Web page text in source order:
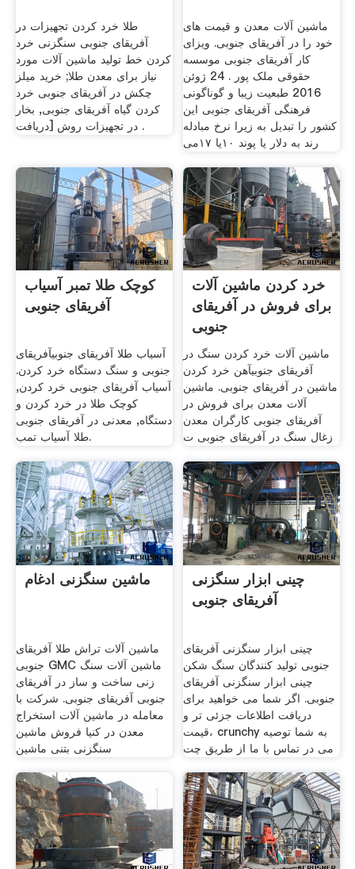
طلا خرد کردن تجهیزات در
آفریقای جنوبی سنگزنی خرد
کردن خط تولید ماشین آلات مورد
نیاز برای معدن طلا; خرید میلز
چکش در آفریقای جنوبی خرد
کردن گیاه آفریقای جنوبی, بخار
در تجهیزات روش [دریافت .
ماشین آلات معدن و قیمت های
خود را در آفریقای جنوبی. ویزای
کار آفریقای جنوبی موسسه
حقوقی ملک پور . 24 ژوئن
2016 طبعیت زیبا و گوناگونی
فرهنگی آفریقای جنوبی این
کشور را تبدیل به زیرا نرخ مبادله
رند به دلار یا پوند ۱۰یا ۱۷می
کوچک طلا تمبر آسیاب
آفریقای جنوبی
آسیاب طلا آفریقای جنوبیآفریقای
جنوبی و سنگ دستگاه خرد کردن.
آسیاب آفریقای جنوبی خرد کردن,
کوچک طلا در خرد کردن و
دستگاه, معدنی در آفریقای جنوبی
.طلا آسیاب تمب
خرد کردن ماشین آلات
برای فروش در آفریقای
جنوبی
ماشین آلات خرد کردن سنگ در
آفریقای جنوبیآهن خرد کردن
ماشین در آفریقای جنوبی. ماشین
آلات معدن برای فروش در
آفریقای جنوبی کارگران معدن
زغال سنگ در آفریقای جنوبی ت
ماشین سنگزنی ادغام
ماشین آلات تراش طلا آفریقای
جنوبی GMC ماشین آلات سنگ
زنی ساخت و ساز در آفریقای
جنوبی آفریقای جنوبی. شرکت با
معامله در ماشین آلات استخراج
معدن در کنیا فروش ماشین
سنگزنی بتنی ماشین
چینی ابزار سنگزنی
آفریقای جنوبی
چینی ابزار سنگزنی آفریقای
جنوبی تولید کنندگان سنگ شکن
چینی ابزار سنگزنی آفریقای
جنوبی. اگر شما می خواهید برای
دریافت اطلاعات جزئی تر و
قیمت، crunchy به شما توصیه
می در تماس با ما از طریق چت